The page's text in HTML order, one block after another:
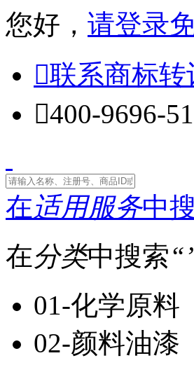
您好， 请登录
联系商标转
400-9696-
在适用服务中
在分类中搜索“
01-化学原料
02-颜料油漆